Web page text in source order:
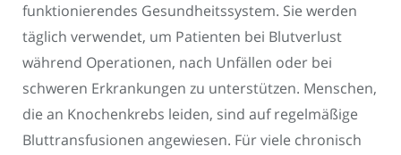
funktionierendes Gesundheitssystem. Sie werden
täglich verwendet, um Patienten bei Blutverlust
während Operationen, nach Unfällen oder bei
schweren Erkrankungen zu unterstützen. Menschen,
die an Knochenkrebs leiden, sind auf regelmäßige
Bluttransfusionen angewiesen. Für viele chronisch